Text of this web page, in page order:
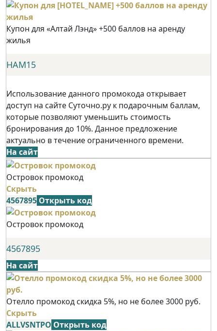
Купон для «Алтай Лэнд» +500 баллов на аренду
жилья
НАМ15
Использование данного промокода открывает
доступ на сайте Суточно.ру к подарочным баллам,
которые позволяют уменьшить стоимость
бронирования до 10%. Данное предложение
актуально в течение ограниченного времени.
На сайт
Островок промокод
Скрыть
4567895 Открыть код
Островок промокод
4567895
На сайт
Отелло промокод скидка 5%, но не более 3000 руб.
Скрыть
ALLVSNTPO Открыть код